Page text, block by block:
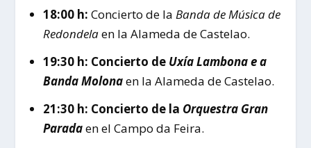
18:00 h: Concierto de la Banda de Música de
Redondelaen la Alameda de Castelao.
19:30 h: Concierto de Uxía Lambona e a
Banda Molonaen la Alameda de Castelao.
21:30 h: Concierto de la Orquestra Gran
Paradaen el Campo da Feira.